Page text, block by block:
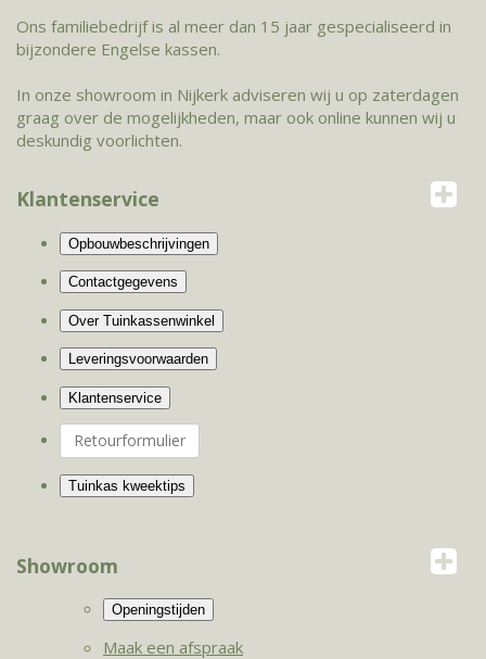
Ons familiebedrijf is al meer dan 15 jaar gespecialiseerd in
bijzondere Engelse kassen.
In onze showroom in Nijkerk adviseren wij u op zaterdagen
graag over de mogelijkheden, maar ook online kunnen wij u
deskundig voorlichten.
Klantenservice
Retourformulier
Showroom
Maak een afspraak